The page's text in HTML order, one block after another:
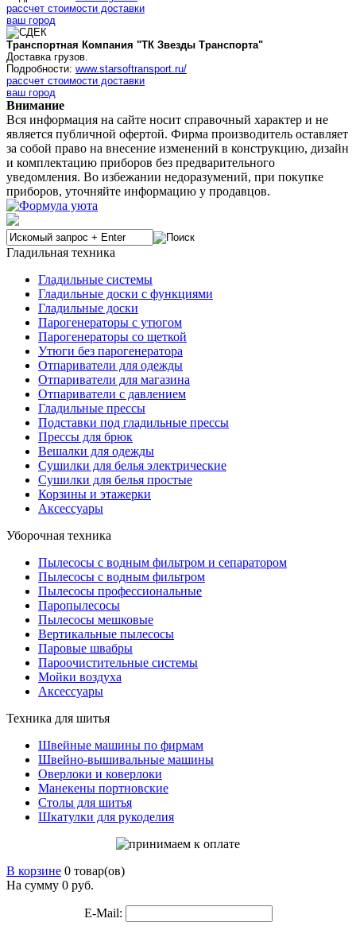
рассчет стоимости доставки
ваш город
Транспортная Компания "ТК Звезды Транспорта"
Доставка грузов.
Подробности: www.starsoftransport.ru/
рассчет стоимости доставки
ваш город
Внимание
Вся информация на сайте носит справочный характер и не
является публичной офертой. Фирма производитель оставляет
за собой право на внесение изменений в конструкцию, дизайн
и комплектацию приборов без предварительного
уведомления. Во избежании недоразумений, при покупке
приборов, уточняйте информацию у продавцов.
Гладильная техника
Гладильные системы
Гладильные доски с функциями
Гладильные доски
Парогенераторы с утюгом
Парогенераторы со щеткой
Утюги без парогенератора
Отпариватели для одежды
Отпариватели для магазина
Отпариватели с давлением
Гладильные прессы
Подставки под гладильные прессы
Прессы для брюк
Вешалки для одежды
Сушилки для белья электрические
Сушилки для белья простые
Корзины и этажерки
Аксессуары
Уборочная техника
Пылесосы с водным фильтром и сепаратором
Пылесосы с водным фильтром
Пылесосы профессиональные
Паропылесосы
Пылесосы мешковые
Вертикальные пылесосы
Паровые швабры
Пароочистительные системы
Мойки воздуха
Аксессуары
Техника для шитья
Швейные машины по фирмам
Швейно-вышивальные машины
Оверлоки и коверлоки
Манекены портновские
Столы для шитья
Шкатулки для рукоделия
В корзине 0 товар(ов)
На сумму 0 руб.
E-Mail: